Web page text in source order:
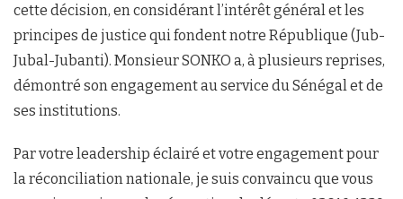
cette décision, en considérant l’intérêt général et les
principes de justice qui fondent notre République (Jub-
Jubal-Jubanti). Monsieur SONKO a, à plusieurs reprises,
démontré son engagement au service du Sénégal et de
ses institutions.
Par votre leadership éclairé et votre engagement pour
la réconciliation nationale, je suis convaincu que vous